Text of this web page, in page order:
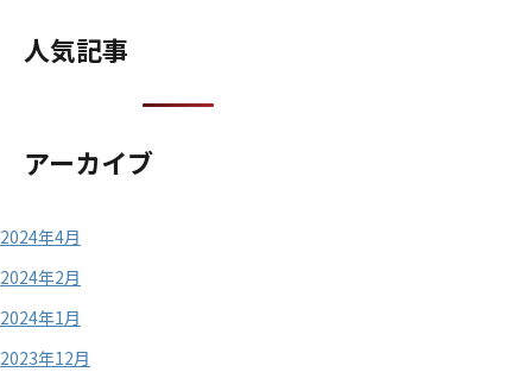
人気記事
アーカイブ
2024年4月
2024年2月
2024年1月
2023年12月